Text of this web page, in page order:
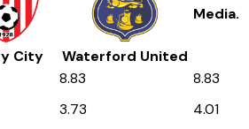
City
Waterford United
Media.
8.83
8.83
3.73
4.01